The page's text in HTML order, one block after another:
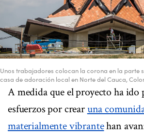
Unos trabajadores colocan la corona en la parte
casa de adoración local en Norte del Cauca,
A medida que el proyecto ha ido
esfuerzos por crearuna
materialmente vibrantehan